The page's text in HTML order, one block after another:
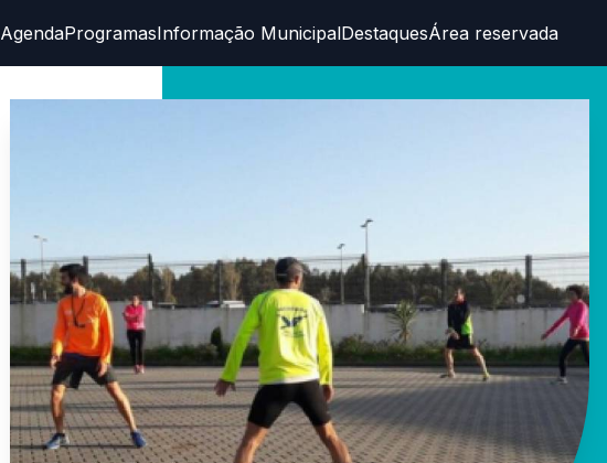
AgendaProgramasInformação MunicipalDestaquesÁrea reservada